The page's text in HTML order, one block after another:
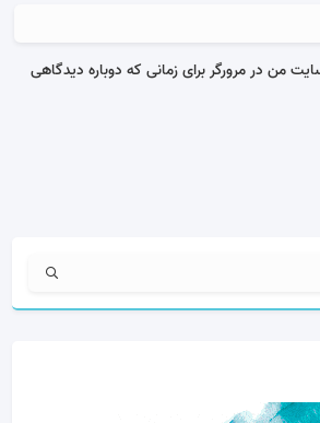
من در مرورگر برای زمانی که دوباره دیدگاهی